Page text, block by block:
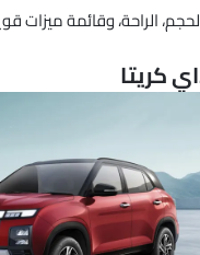
الراحة، وقائمة ميزات
كريتا